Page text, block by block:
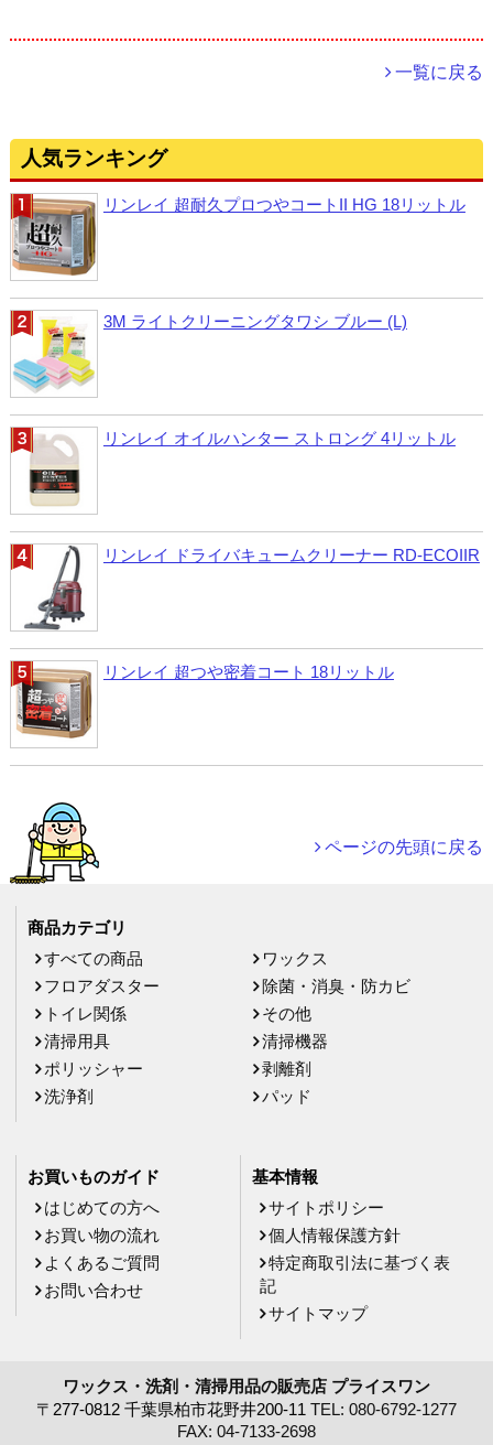
一覧に戻る
人気ランキング
リンレイ 超耐久プロつやコートII HG 18リットル
3M ライトクリーニングタワシ ブルー (L)
リンレイ オイルハンター ストロング 4リットル
リンレイ ドライバキュームクリーナー RD-ECOIIR
リンレイ 超つや密着コート 18リットル
ページの先頭に戻る
商品カテゴリ
すべての商品
ワックス
フロアダスター
除菌・消臭・防カビ
トイレ関係
その他
清掃用具
清掃機器
ポリッシャー
剥離剤
洗浄剤
パッド
お買いものガイド
はじめての方へ
お買い物の流れ
よくあるご質問
お問い合わせ
基本情報
サイトポリシー
個人情報保護方針
特定商取引法に基づく表
記
サイトマップ
ワックス・洗剤・清掃用品の販売店 プライスワン
〒277-0812 千葉県柏市花野井200-11 TEL: 080-6792-1277
FAX: 04-7133-2698